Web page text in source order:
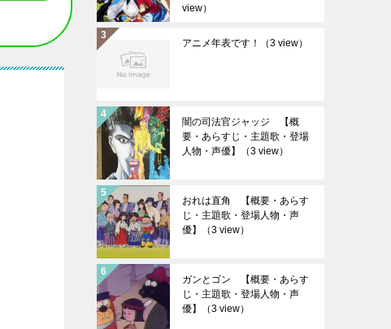
view）
アニメ年表です！ （3 view）
闇の司法官ジャッジ 【概
要・あらすじ・主題歌・登場
人物・声優】
（3 view）
おれは直角 【概要・あらす
じ・主題歌・登場人物・声
優】
（3 view）
ガンとゴン 【概要・あらす
じ・主題歌・登場人物・声
優】
（3 view）